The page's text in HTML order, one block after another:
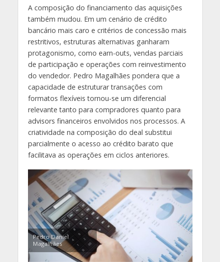
A composição do financiamento das aquisições
também mudou. Em um cenário de crédito
bancário mais caro e critérios de concessão mais
restritivos, estruturas alternativas ganharam
protagonismo, como earn-outs, vendas parciais
de participação e operações com reinvestimento
do vendedor. Pedro Magalhães pondera que a
capacidade de estruturar transações com
formatos flexíveis tornou-se um diferencial
relevante tanto para compradores quanto para
advisors financeiros envolvidos nos processos. A
criatividade na composição do deal substitui
parcialmente o acesso ao crédito barato que
facilitava as operações em ciclos anteriores.
Pedro Daniel
Magalhães